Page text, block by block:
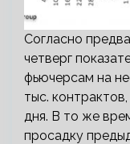
Согласно
четверг
фьючерсам на
тыс.
дня. В то же
просадку